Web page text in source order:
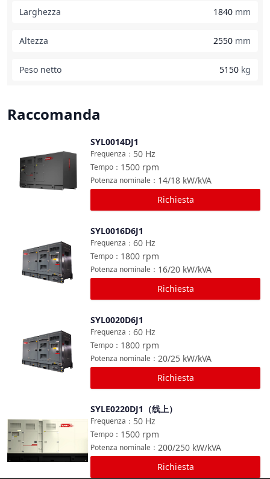
Larghezza 1840 mm
Altezza 2550 mm
Peso netto 5150 kg
Raccomanda
SYL0014DJ1
50 Hz
Frequenza ：
1500 rpm
Tempo ：
14/18 kW/kVA
Potenza nominale ：
Richiesta
SYL0016D6J1
60 Hz
Frequenza ：
1800 rpm
Tempo ：
16/20 kW/kVA
Potenza nominale ：
Richiesta
SYL0020D6J1
60 Hz
Frequenza ：
1800 rpm
Tempo ：
20/25 kW/kVA
Potenza nominale ：
Richiesta
SYLE0220DJ1（线上）
50 Hz
Frequenza ：
1500 rpm
Tempo ：
200/250 kW/kVA
Potenza nominale ：
Richiesta